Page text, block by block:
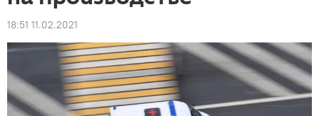
18:51 11.02.2021